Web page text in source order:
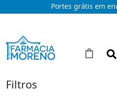
Portes grátis em
Filtros